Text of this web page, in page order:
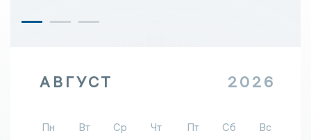
АВГУСТ 2026
Пн Вт Ср Чт Пт Сб
Вс